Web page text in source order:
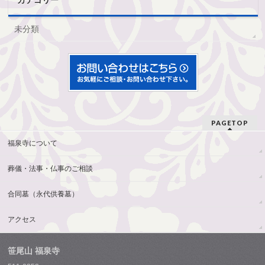
未分類
PAGETOP
福泉寺について
葬儀・法事・仏事のご相談
合同墓（永代供養墓）
アクセス
笹尾山 福泉寺